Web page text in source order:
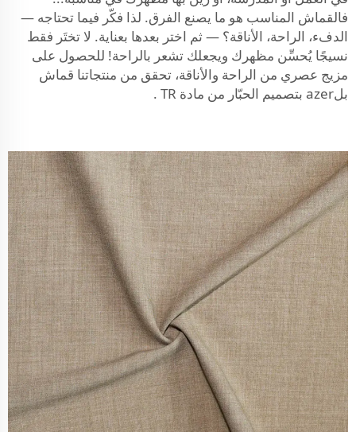
فالقماش المناسب هو ما يصنع الفرق. لذا فكّر فيما تحتاجه —
الدفء، الراحة، الأناقة؟ — ثم اختر بعدها بعناية. لا تختَر فقط
نسيجًا يُحسِّن مظهرك ويجعلك تشعر بالراحة! للحصول على
مزيج عصري من الراحة والأناقة، تحقق من منتجاتنا قماش
بلazer بتصميم الحبّار من مادة TR
.